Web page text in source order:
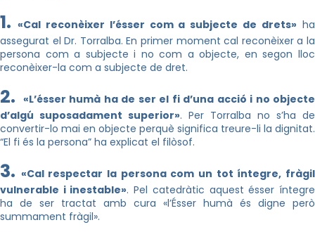
1. «Cal reconèixer l’ésser com a subjecte de drets» ha
assegurat el Dr. Torralba. En primer moment cal reconèixer a la
persona com a subjecte i no com a objecte, en segon lloc
reconèixer-la com a subjecte de dret.
2. «L’ésser humà ha de ser el fi d’una acció i no objecte
d’algú suposadament superior». Per Torralba no s’ha de
convertir-lo mai en objecte perquè significa treure-li la dignitat.
“El fi és la persona” ha explicat el filòsof.
3. «Cal respectar la persona com un tot íntegre, fràgil
vulnerable i inestable». Pel catedràtic aquest ésser íntegre
ha de ser tractat amb cura «l’Ésser humà és digne però
summament fràgil».